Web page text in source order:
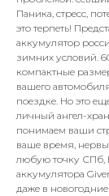
Паника, стресс,
это терпеть!
аккумулятор
зимних условий.
компактные
вашего
поездке. Но это
личный ангел-
понимаем ваши
ваше время,
любую точку СПб,
аккумулятора
даже в